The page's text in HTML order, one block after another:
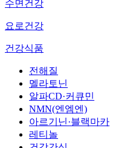
수면건강
요로건강
건강식품
전해질
멜라토닌
알파CD·커큐민
NMN(엔엠엔)
아르기닌·블랙마카
레티놀